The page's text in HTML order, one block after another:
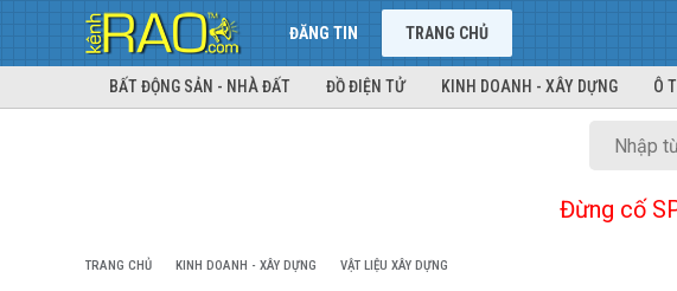
ĐĂNG TIN TRANG CHỦ
BẤT ĐỘNG SẢN - NHÀ ĐẤT ĐỒ ĐIỆN TỬ KINH DOANH - XÂY DỰNG Ô
Đừng cố
TRANG CHỦ KINH DOANH - XÂY DỰNG VẬT LIỆU XÂY DỰNG